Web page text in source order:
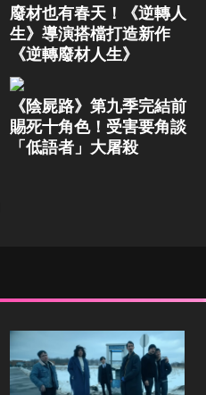
廢材也有春天！《逆轉人
生》導演搭檔打造新作
《逆轉廢材人生》
《陰屍路》第九季完結前
賜死十角色！受害要角談
「低語者」大屠殺